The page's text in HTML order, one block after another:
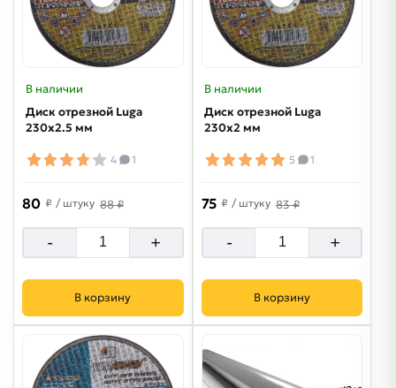
В наличии
Диск отрезной Luga
230х2.5 мм
4 1
80 ₽ / штуку 88 ₽
- +
В корзину
В наличии
Диск отрезной Luga
230х2 мм
5 1
75 ₽ / штуку 83 ₽
- +
В корзину